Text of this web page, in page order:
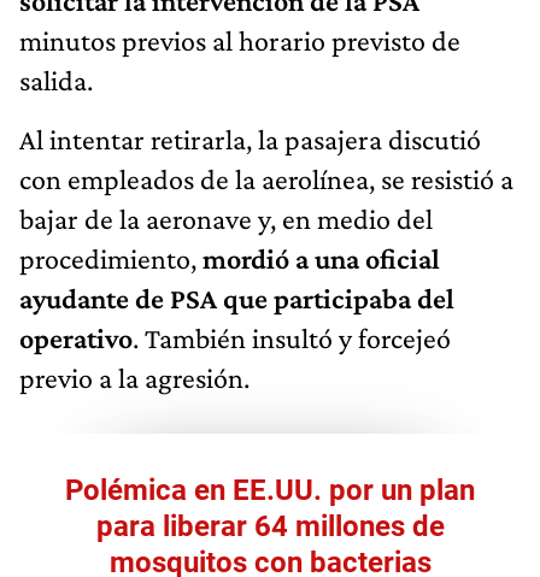
minutos previos al horario previsto de
salida.
Al intentar retirarla, la pasajera discutió
con empleados de la aerolínea, se resistió a
bajar de la aeronave y, en medio del
procedimiento,mordió a una oficial
ayudante de PSA que participaba del
operativo. También insultó y forcejeó
previo a la agresión.
Polémica en EE.UU. por un plan
para liberar 64 millones de
mosquitos con bacterias